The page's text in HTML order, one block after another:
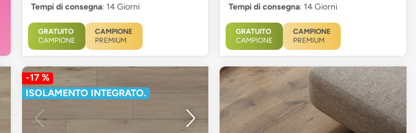
Tempi di consegna: 14 Giorni
GRATUITO
CAMPIONE
CAMPIONE
PREMIUM
Tempi di consegna: 14 Giorni
GRATUITO
CAMPIONE
CAMPIONE
PREMIUM
-17 %
ISOLAMENTO INTEGRATO.